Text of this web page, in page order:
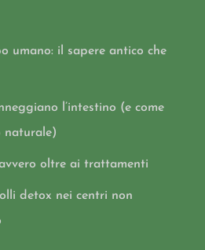
umano: il sapere antico che
l’intestino (e come
naturale)
oltre ai trattamenti
detox nei centri non